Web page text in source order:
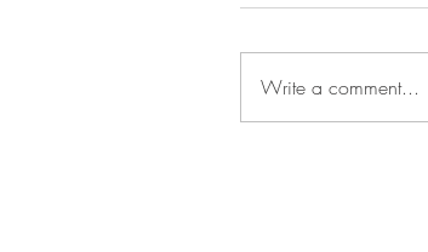
Write a comment...